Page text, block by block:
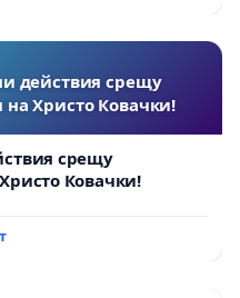
действия срещу
Христо Ковачки!
срещу
Ковачки!